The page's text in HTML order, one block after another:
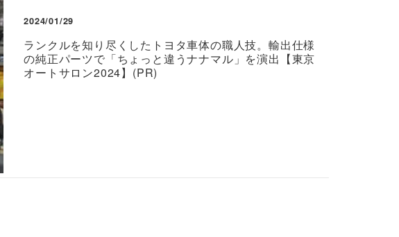
2024/01/29
ランクルを知り尽くしたトヨタ車体の職人技。輸出仕様
の純正パーツで「ちょっと違うナナマル」を演出【東京
オートサロン2024】(PR)